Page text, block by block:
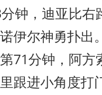
钟，迪亚比右
伊尔神勇扑出
71分钟，阿方
跟进小角度打